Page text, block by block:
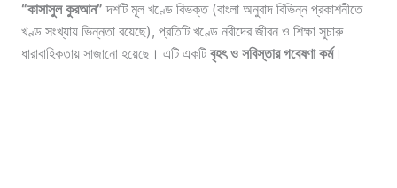
“কাসাসুল কুরআন” দশটি মূল খণ্ডে বিভক্ত (বাংলা অনুবাদ বিভিন্ন প্রকাশনীতে
খণ্ড সংখ্যায় ভিন্নতা রয়েছে), প্রতিটি খণ্ডে নবীদের জীবন ও শিক্ষা সুচারু
ধারাবাহিকতায় সাজানো হয়েছে। এটি একটিবৃহৎ ও সবিস্তার গবেষণা কর্ম।